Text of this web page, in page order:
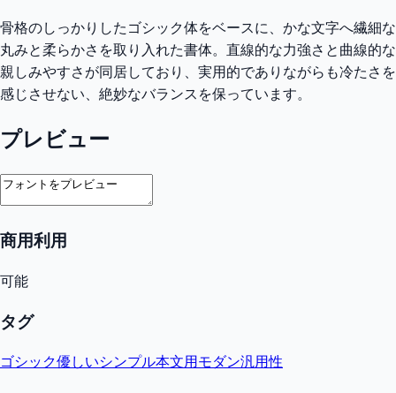
骨格のしっかりしたゴシック体をベースに、かな文字へ繊細な
丸みと柔らかさを取り入れた書体。直線的な力強さと曲線的な
親しみやすさが同居しており、実用的でありながらも冷たさを
感じさせない、絶妙なバランスを保っています。
プレビュー
商用利用
可能
タグ
ゴシック優しいシンプル本文用モダン汎用性